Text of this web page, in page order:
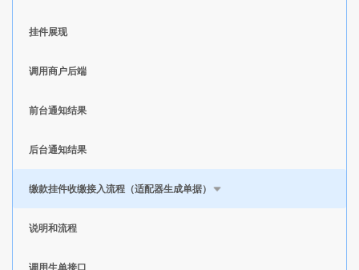
挂件展现
调用商户后端
前台通知结果
后台通知结果
缴款挂件收缴接入流程（适配器生成单据）
说明和流程
调用生单接口